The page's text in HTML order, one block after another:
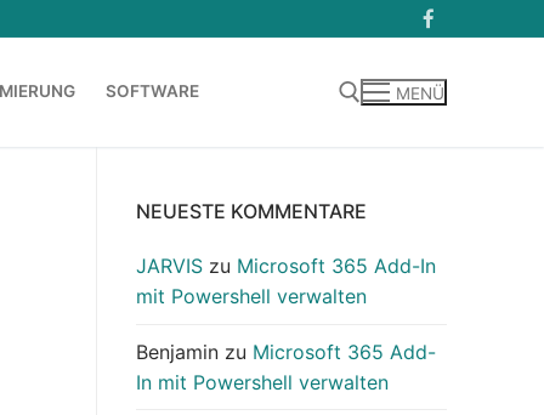
SOFTWARE MENÜ
NEUESTE KOMMENTARE
JARVIS zu Microsoft 365 Add-In
mit Powershell verwalten
Benjamin zu Microsoft 365 Add-
In mit Powershell verwalten